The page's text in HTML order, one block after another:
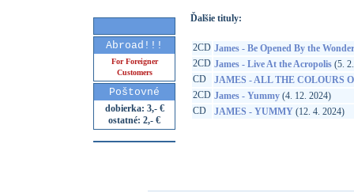
Abroad!!!
For Foreigner
Customers
Poštovné
dobierka: 3,- €
ostatné: 2,- €
Ďalšie tituly:
2CD James - Be Opened By the
2CD James - Live At the Acropolis (5.
CD
JAMES - ALL THE COLOURS
2CD James - Yummy (4. 12. 2024)
CD
JAMES - YUMMY (12. 4. 2024)